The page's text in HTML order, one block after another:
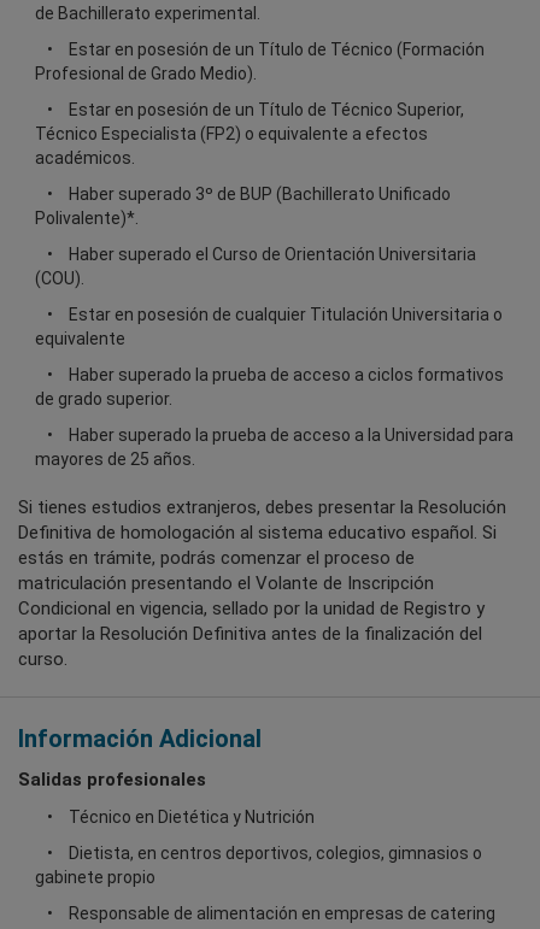
de Bachillerato experimental.
Estar en posesión de un Título de Técnico (Formación
Profesional de Grado Medio).
Estar en posesión de un Título de Técnico Superior,
Técnico Especialista (FP2) o equivalente a efectos
académicos.
Haber superado 3º de BUP (Bachillerato Unificado
Polivalente)*.
Haber superado el Curso de Orientación Universitaria
(COU).
Estar en posesión de cualquier Titulación Universitaria o
equivalente
Haber superado la prueba de acceso a ciclos formativos
de grado superior.
Haber superado la prueba de acceso a la Universidad para
mayores de 25 años.
Si tienes estudios extranjeros, debes presentar la Resolución
Definitiva de homologación al sistema educativo español. Si
estás en trámite, podrás comenzar el proceso de
matriculación presentando el Volante de Inscripción
Condicional en vigencia, sellado por la unidad de Registro y
aportar la Resolución Definitiva antes de la finalización del
curso.
Información Adicional
Salidas profesionales
Técnico en Dietética y Nutrición
Dietista, en centros deportivos, colegios, gimnasios o
gabinete propio
Responsable de alimentación en empresas de catering